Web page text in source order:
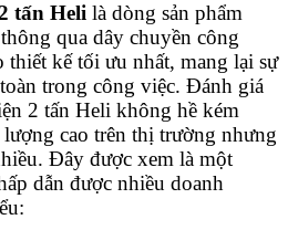
tấn Heli là dòng sản phẩm
qua dây chuyền công
thiết kế tối ưu nhất, mang lại sự
trong công việc. Đánh giá
2 tấn Heli không hề kém
lượng cao trên thị trường nhưng
Đây được xem là một
dẫn được nhiều doanh